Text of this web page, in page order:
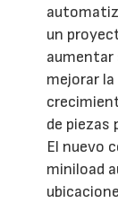
un
aumentar
mejorar
de piezas
El nuevo
miniload